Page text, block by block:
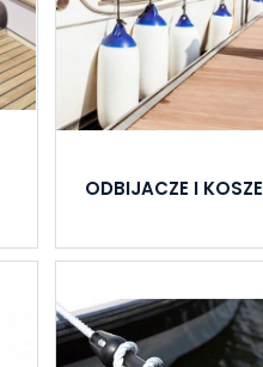
ODBIJACZE I KOSZE